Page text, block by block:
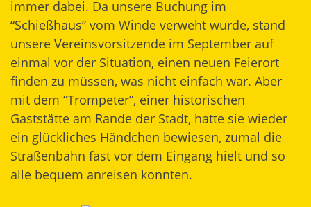
immer dabei. Da unsere Buchung im
“Schießhaus” vom Winde verweht wurde, stand
unsere Vereinsvorsitzende im September auf
einmal vor der Situation, einen neuen Feierort
finden zu müssen, was nicht einfach war. Aber
mit dem “Trompeter”, einer historischen
Gaststätte am Rande der Stadt, hatte sie wieder
ein glückliches Händchen bewiesen, zumal die
Straßenbahn fast vor dem Eingang hielt und so
alle bequem anreisen konnten.